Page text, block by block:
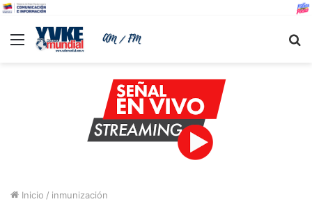
Menu
Inicio / inmunización